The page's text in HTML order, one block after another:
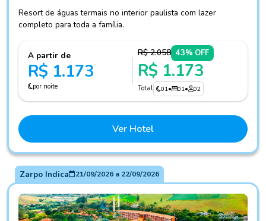
Resort de águas termais no interior paulista com lazer
completo para toda a família.
A partir de
R$ 1.173
por noite
R$ 2.058 43% OFF
R$ 1.173
Total 01• 01• 02
Ver Hotel
Zarpo Indica 21/09/2026a 22/09/2026